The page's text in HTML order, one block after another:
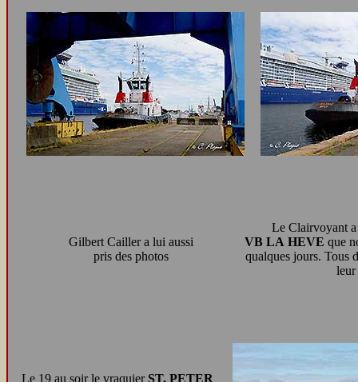
Gilbert Cailler a lui aussi
pris des photos
Le Clairvoyant
VB LA HEVE que
qualques jours. Tous
leur
Le 19 au soir le vraquier ST. PETER